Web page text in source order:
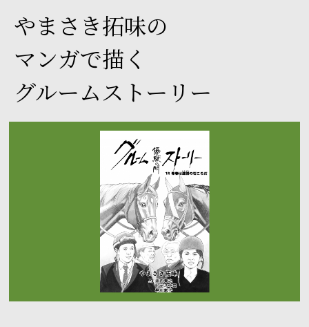
やまさき拓味の
マンガで描く
グルームストーリー